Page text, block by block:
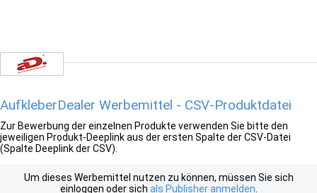
AufkleberDealer Werbemittel - CSV-Produktdatei
Zur Bewerbung der einzelnen Produkte verwenden Sie bitte den
jeweiligen Produkt-Deeplink aus der ersten Spalte der CSV-Datei
(Spalte Deeplink der CSV).
Um dieses Werbemittel nutzen zu können, müssen Sie sich
einloggen oder sich als Publisher anmelden